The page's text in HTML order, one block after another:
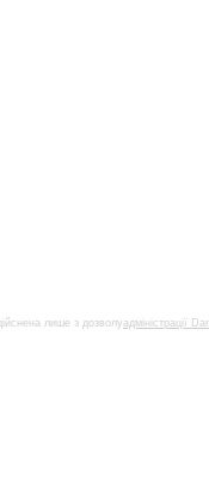
лише з дозволуадміністрації